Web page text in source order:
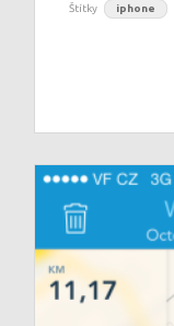
Štítky iphone